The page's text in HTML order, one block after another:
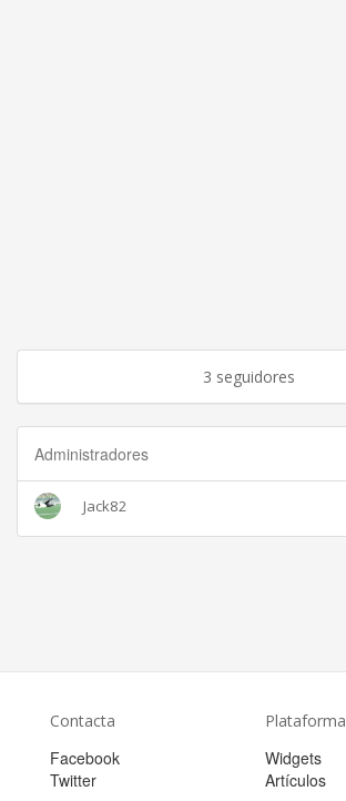
3 seguidores
Administradores
Jack82
Contacta
Facebook
Twitter
Plataforma
Widgets
Artículos